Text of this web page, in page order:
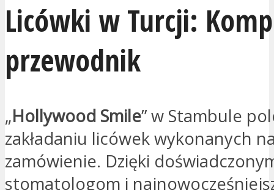
Licówki w Turcji:
przewodnik
„Hollywood Smile” w Stambule
zakładaniu licówek wykonanych
zamówienie. Dzięki
stomatologom i